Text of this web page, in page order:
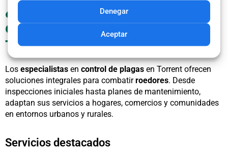
Aceptar
Denegar
¿Qué servicios ofrecen las
empresas de desratización en
Torrent?
Los especialistas en control de plagas en Torrent ofrecen
soluciones integrales para combatirroedores. Desde
inspecciones iniciales hasta planes de mantenimiento,
adaptan sus servicios a hogares, comercios y comunidades
en entornos urbanos y rurales.
Servicios destacados